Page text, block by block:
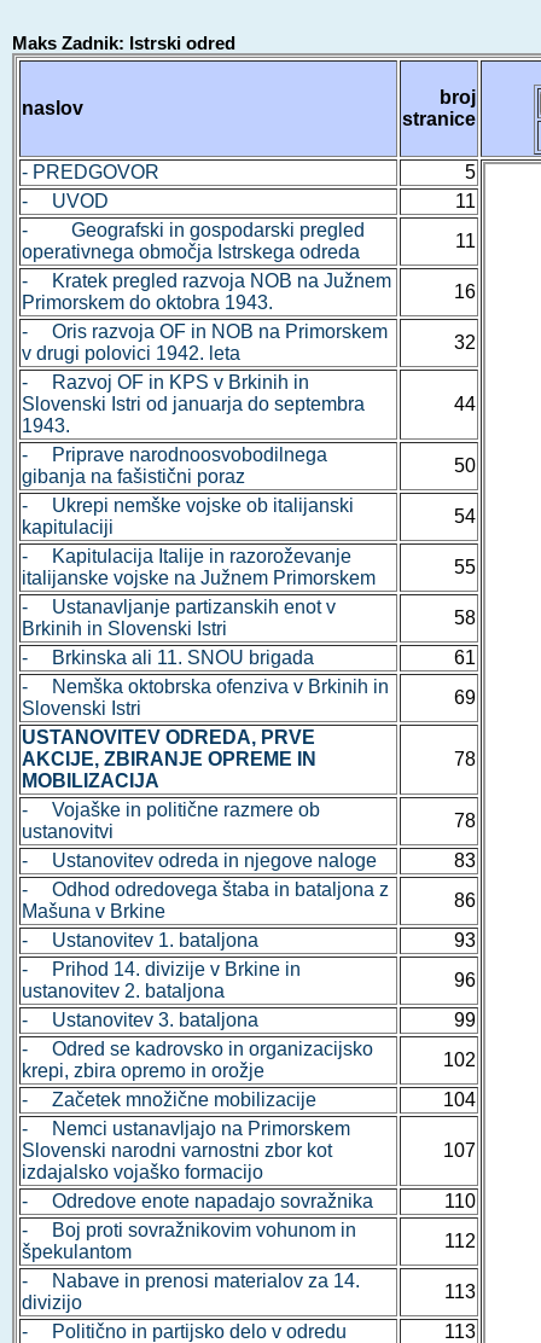
Maks Zadnik: Istrski odred
naslov
broj
stranice
- PREDGOVOR
5
- UVOD
11
- Geografski in gospodarski pregled
operativnega območja Istrskega odreda
11
- Kratek pregled razvoja NOB na Južnem
Primorskem do oktobra 1943.
16
- Oris razvoja OF in NOB na Primorskem
v drugi polovici 1942. leta
32
- Razvoj OF in KPS v Brkinih in
Slovenski Istri od januarja do septembra
1943.
44
- Priprave narodnoosvobodilnega
gibanja na fašistični poraz
50
- Ukrepi nemške vojske ob italijanski
kapitulaciji
54
- Kapitulacija Italije in razoroževanje
italijanske vojske na Južnem Primorskem
55
- Ustanavljanje partizanskih enot v
Brkinih in Slovenski Istri
58
- Brkinska ali 11. SNOU brigada
61
- Nemška oktobrska ofenziva v Brkinih in
Slovenski Istri
69
USTANOVITEV ODREDA, PRVE
AKCIJE, ZBIRANJE OPREME IN
MOBILIZACIJA
78
- Vojaške in politične razmere ob
ustanovitvi
78
- Ustanovitev odreda in njegove naloge
83
- Odhod odredovega štaba in bataljona z
Mašuna v Brkine
86
- Ustanovitev 1. bataljona
93
- Prihod 14. divizije v Brkine in
ustanovitev 2. bataljona
96
- Ustanovitev 3. bataljona
99
- Odred se kadrovsko in organizacijsko
krepi, zbira opremo in orožje
102
- Začetek množične mobilizacije
104
- Nemci ustanavljajo na Primorskem
Slovenski narodni varnostni zbor kot
izdajalsko vojaško formacijo
107
- Odredove enote napadajo sovražnika
110
- Boj proti sovražnikovim vohunom in
špekulantom
112
- Nabave in prenosi materialov za 14.
divizijo
113
- Politično in partijsko delo v odredu
113